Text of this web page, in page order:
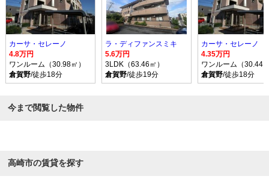
カーサ・セレーノ
4.8万円
ワンルーム（30.98㎡）
倉賀野/徒歩18分
ラ・ディファンスミキ
5.6万円
3LDK（63.46㎡）
倉賀野/徒歩19分
カーサ・セレーノ
4.35万円
ワンルーム（30.44
倉賀野/徒歩18分
今まで閲覧した物件
高崎市の賃貸を探す